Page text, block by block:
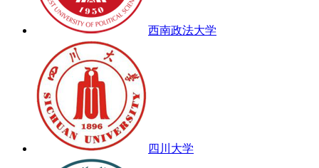
西南政法大学
四川大学